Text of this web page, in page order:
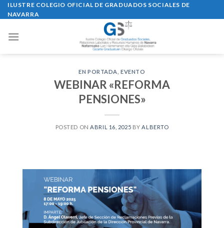
Skip
to
ILUSTRE COLEGIO OFICIAL DE GRADUADOS SOCIALES DE
NAVARRA
EN PORTADA ,EVENTO
WEBINAR «REFORMA
PENSIONES»
POSTED ON ABRIL 16, 2025 BY ALBERTO